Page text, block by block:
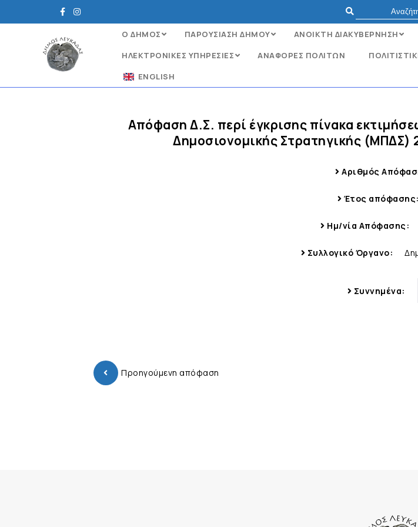
Ο ΔΗΜΟΣ ΠΑΡΟΥΣΙΑΣΗ ΔΗΜΟΥ ΑΝΟΙΚΤΗ ΔΙΑΚΥΒΕΡΝΗΣΗ
ΗΛΕΚΤΡΟΝΙΚΈΣ ΥΠΗΡΕΣΊΕΣ
ΑΝΑΦΟΡΈΣ ΠΟΛΙΤΏΝ
ENGLISH
Απόφαση Δ.Σ. περί έγκρισης πίνακα
Δημοσιονομικής Στρατηγικής (ΜΠΔΣ)
Αριθμός
Έτος απόφασης:
Ημ/νία Απόφασης:
Συλλογικό Όργανο:
Συννημένα:
Προηγούμενη απόφαση